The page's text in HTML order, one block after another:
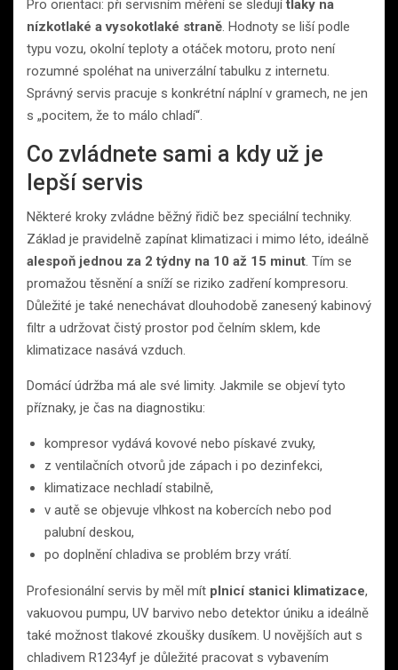
Pro orientaci: při servisním měření se sledujítlaky na
nízkotlaké a vysokotlaké straně . Hodnoty se liší podle
typu vozu, okolní teploty a otáček motoru, proto není
rozumné spoléhat na univerzální tabulku z internetu.
Správný servis pracuje s konkrétní náplní v gramech, ne jen
s „pocitem, že to málo chladí“.
Co zvládnete sami a kdy už je
lepší servis
Některé kroky zvládne běžný řidič bez speciální techniky.
Základ je pravidelně zapínat klimatizaci i mimo léto, ideálně
alespoň jednou za 2 týdny na 10 až 15 minut . Tím se
promažou těsnění a sníží se riziko zadření kompresoru.
Důležité je také nenechávat dlouhodobě zanesený kabinový
filtr a udržovat čistý prostor pod čelním sklem, kde
klimatizace nasává vzduch.
Domácí údržba má ale své limity. Jakmile se objeví tyto
příznaky, je čas na diagnostiku:
kompresor vydává kovové nebo pískavé zvuky,
z ventilačních otvorů jde zápach i po dezinfekci,
klimatizace nechladí stabilně,
v autě se objevuje vlhkost na kobercích nebo pod
palubní deskou,
po doplnění chladiva se problém brzy vrátí.
Profesionální servis by měl mít plnicí stanici klimatizace,
vakuovou pumpu, UV barvivo nebo detektor úniku a ideálně
také možnost tlakové zkoušky dusíkem. U novějších aut s
chladivem R1234yf je důležité pracovat s vybavením